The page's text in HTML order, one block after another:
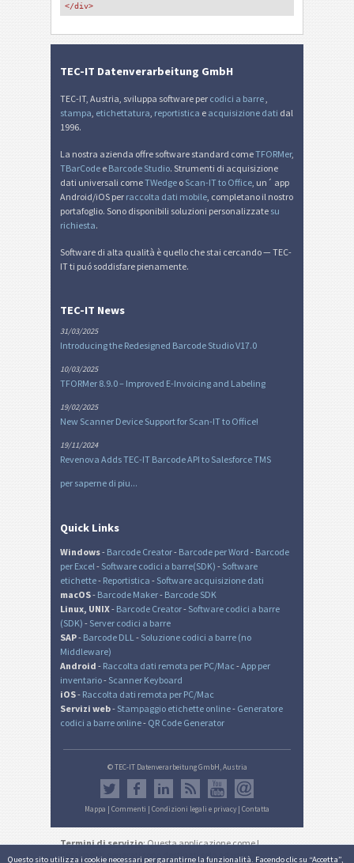
Questo sito utilizza i cookie necessari per garantirne la funzionalità. Facendo clic su “Accetta”,
</div>
TEC-IT Datenverarbeitung GmbH
TEC-IT, Austria, sviluppa software per codici a barre
stampa etichettatura reportistica e acquisizione dati dal
1996.
La nostra azienda offre software standard comeTFORMer,
TBarCode e Barcode Studio. Strumenti di acquisizione
dati universali comeTWedge o Scan-IT to Office , un´ app
Android/iOS per raccolta dati mobile , completano il nostro
portafoglio. Sono disponibili soluzioni personalizzate su
richiesta.
Software di alta qualità è quello che stai cercando — TEC-
IT ti puó soddisfare pienamente.
TEC-IT News
31/03/2025
Introducing the Redesigned Barcode Studio V17.0
10/03/2025
TFORMer 8.9.0 – Improved E-Invoicing and Labeling
19/02/2025
New Scanner Device Support for Scan-IT to Office!
19/11/2024
Revenova Adds TEC-IT Barcode API to Salesforce TMS
per saperne di piu...
Quick Links
Windows- Barcode Creator- Barcode per Word - Barcode
per Excel - Software codici a barre(SDK) - Software
etichette- Reportistica - Software acquisizione dati
macOS- Barcode Maker- Barcode SDK
Linux, UNIX- Barcode Creator- Software codici a barre
(SDK) - Server codici a barre
SAP- Barcode DLL - Soluzione codici a barre (no
Middleware)
Android - Raccolta dati remota per PC/Mac -App per
inventario- Scanner Keyboard
iOS- Raccolta dati remota per PC/Mac
Servizi web- Stampaggio etichette online- Generatore
codici a barre online- QR Code Generator
© TEC-IT Datenverarbeitung GmbH, Austria
Mappa | Commenti | Condizioni legali e privacy | Contatta
Termini di servizio: Questa applicazione come I
documenti generati sono destinati solo ad usi non